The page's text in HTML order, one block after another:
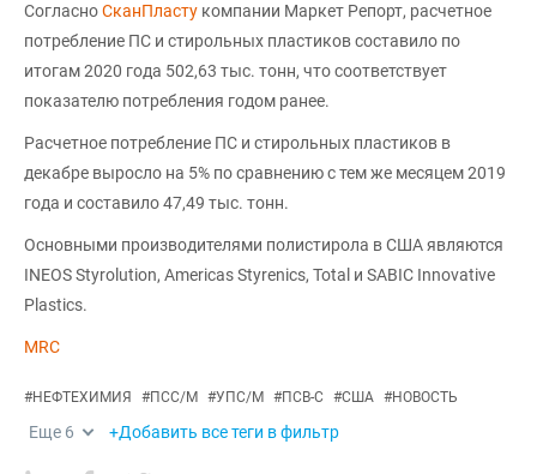
СогласноСканПласту компании Маркет Репорт, расчетное
потребление ПС и стирольных пластиков составило по
итогам 2020 года 502,63 тыс. тонн, что соответствует
показателю потребления годом ранее.
Расчетное потребление ПС и стирольных пластиков в
декабре выросло на 5% по сравнению с тем же месяцем 2019
года и составило 47,49 тыс. тонн.
Основными производителями полистирола в США являются
INEOS Styrolution, Americas Styrenics, Total и SABIC Innovative
Plastics.
MRC
#НЕФТЕХИМИЯ #ПСС/М #УПС/М #ПСВ-С #США #НОВОСТЬ
Еще 6 +Добавить все теги в фильтр